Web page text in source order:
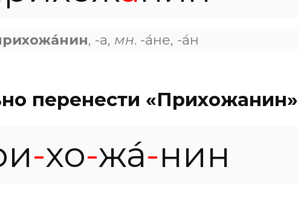
, -а, мн. -а́не, -а́н
перенести «Прихожанин»
-хо-жа́-нин